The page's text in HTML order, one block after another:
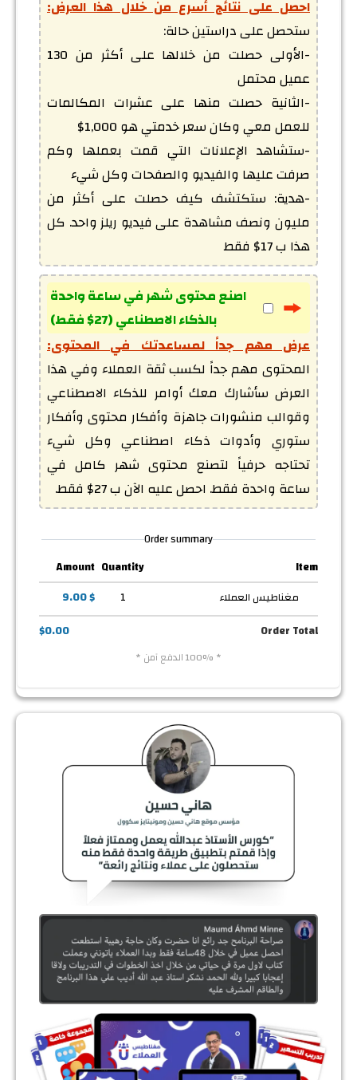
احصل على نتائج أسرع من خلال هذا العرض:
هذا ب 17$ فقط
اصنع محتوى شهر في ساعة واحدة
بالذكاء الاصطناعي (27$ فقط)
عرض مهم جداً لمساعدتك في المحتوى:
ساعة واحدة فقط. احصل عليه الآن ب 27$ فقط.
Order summary
Item
Quantity
Amount
مغناطيس العملاء
1
$ 9.00
Order Total
$0.00
* 100% الدفع آمن *